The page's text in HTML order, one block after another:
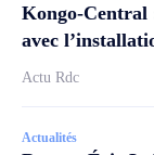
Kongo-
avec
Actu Rdc
Actualités